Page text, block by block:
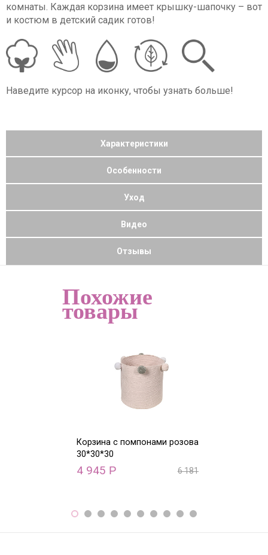
комнаты. Каждая корзина имеет крышку-шапочку – вот
и костюм в детский садик готов!
Наведите курсор на иконку, чтобы узнать больше!
Характеристики
Особенности
Уход
Видео
Отзывы
Похожие
товары
Корзина с помпонами розовая
30*30*30
4 945 Р 6 181